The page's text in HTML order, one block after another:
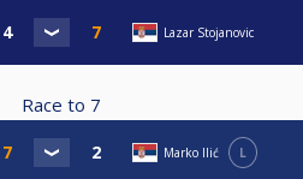
Lazar Stojanovic
Race to 7
Marko Ilić L